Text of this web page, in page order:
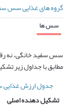
گروه های غذایی سس
سس ها
سس سفید خانگی، نه
مطابق با جداول زیر
جدول ارزش غذایی
تشکیل دهنده اصلی